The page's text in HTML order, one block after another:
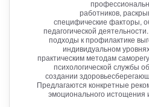
работников,
специфические факторы,
педагогической
подходы к профилактике
индивидуальном
практическим методам
психологической службы
создании
Предлагаются конкретные
эмоционального истощения